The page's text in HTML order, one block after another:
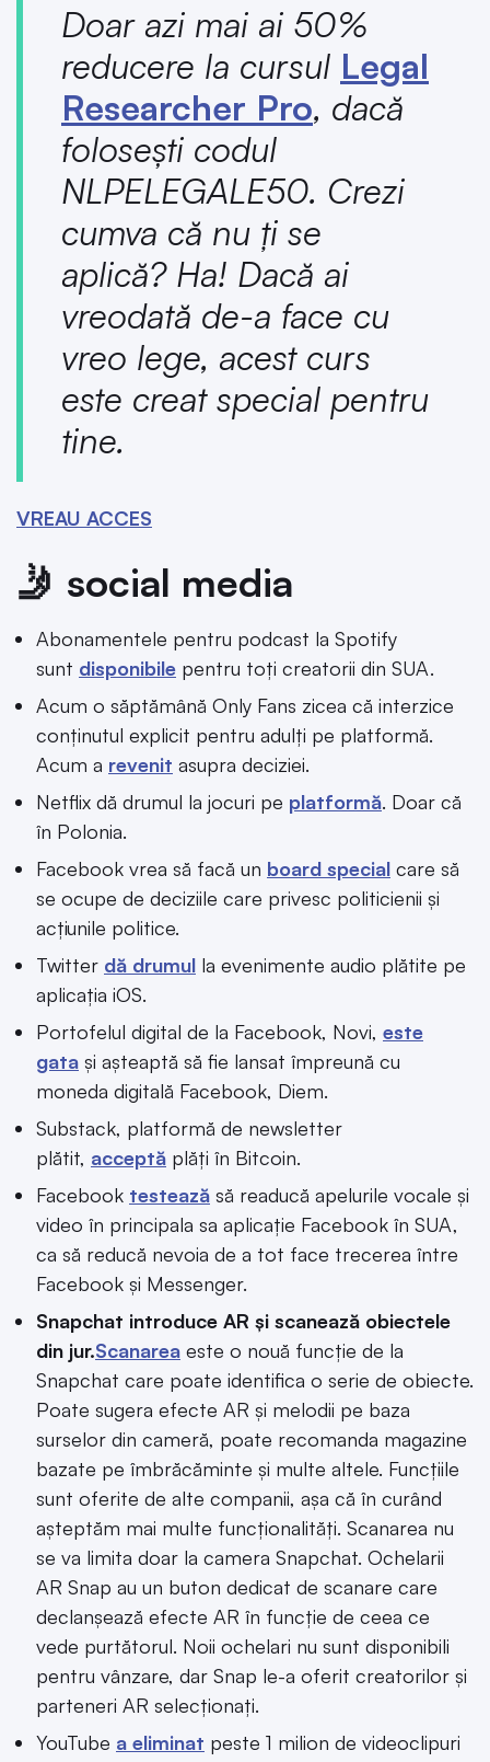
Doar azi mai ai 50%
reducere la cursul Legal
Researcher Pro, dacă
folosești codul
NLPELEGALE50. Crezi
cumva că nu ți se
aplică? Ha! Dacă ai
vreodată de-a face cu
vreo lege, acest curs
este creat special pentru
tine.
VREAU ACCES
🤳 social media
Abonamentele pentru podcast la Spotify
sunt disponibile pentru toți creatorii din SUA.
Acum o săptămână Only Fans zicea că interzice
conținutul explicit pentru adulți pe platformă.
Acum a revenit asupra deciziei.
Netflix dă drumul la jocuri pe platformă. Doar că
în Polonia.
Facebook vrea să facă un board special care să
se ocupe de deciziile care privesc politicienii și
acțiunile politice.
Twitter dă drumul la evenimente audio plătite pe
aplicația iOS.
Portofelul digital de la Facebook, Novi, este
gata și așteaptă să fie lansat împreună cu
moneda digitală Facebook, Diem.
Substack, platformă de newsletter
plătit, acceptă plăți în Bitcoin.
Facebook testează să readucă apelurile vocale și
video în principala sa aplicație Facebook în SUA,
ca să reducă nevoia de a tot face trecerea între
Facebook și Messenger.
Snapchat introduce AR și scanează obiectele
din jur.Scanarea este o nouă funcție de la
Snapchat care poate identifica o serie de obiecte.
Poate sugera efecte AR și melodii pe baza
surselor din cameră, poate recomanda magazine
bazate pe îmbrăcăminte și multe altele. Funcțiile
sunt oferite de alte companii, așa că în curând
așteptăm mai multe funcționalități. Scanarea nu
se va limita doar la camera Snapchat. Ochelarii
AR Snap au un buton dedicat de scanare care
declanșează efecte AR în funcție de ceea ce
vede purtătorul. Noii ochelari nu sunt disponibili
pentru vânzare, dar Snap le-a oferit creatorilor și
parteneri AR selecționați.
YouTube a eliminat peste 1 milion de videoclipuri